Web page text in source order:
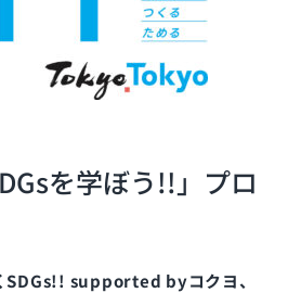
を学ぼう!!」プロ
SDGs!! supported byコクヨ、